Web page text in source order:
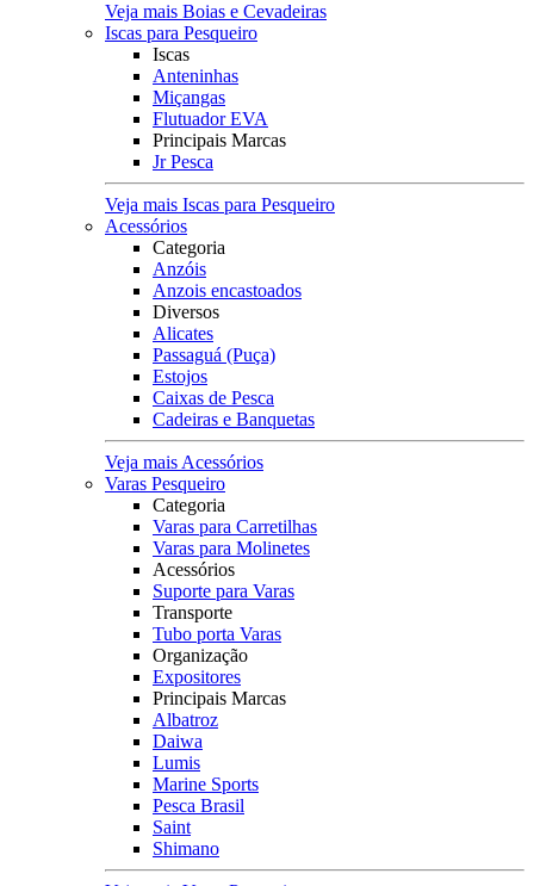
Veja mais Boias e Cevadeiras
Iscas para Pesqueiro
Iscas
Anteninhas
Miçangas
Flutuador EVA
Principais Marcas
Jr Pesca
Veja mais Iscas para Pesqueiro
Acessórios
Categoria
Anzóis
Anzois encastoados
Diversos
Alicates
Passaguá (Puça)
Estojos
Caixas de Pesca
Cadeiras e Banquetas
Veja mais Acessórios
Varas Pesqueiro
Categoria
Varas para Carretilhas
Varas para Molinetes
Acessórios
Suporte para Varas
Transporte
Tubo porta Varas
Organização
Expositores
Principais Marcas
Albatroz
Daiwa
Lumis
Marine Sports
Pesca Brasil
Saint
Shimano